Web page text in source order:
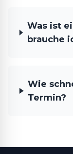
Was ist
brauche
Wie
Termin?